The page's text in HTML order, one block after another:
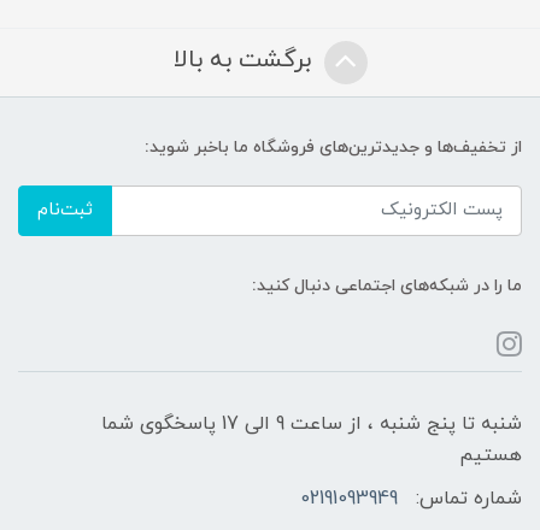
برگشت به بالا
از تخفیف‌ها و جدیدترین‌های فروشگاه ما باخبر شوید:
ثبت‌نام
ما را در شبکه‌های اجتماعی دنبال کنید:
شنبه تا پنج شنبه ، از ساعت 9 الی 17 پاسخگوی شما
هستیم
شماره تماس:
02191093949